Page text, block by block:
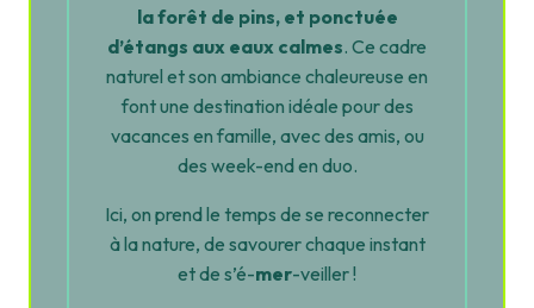
la forêt de pins, et ponctuée
d’étangs aux eaux calmes. Ce cadre
naturel et son ambiance chaleureuse en
font une destination idéale pour des
vacances en famille, avec des amis, ou
des week-end en duo.
Ici, on prend le temps de se reconnecter
à la nature, de savourer chaque instant
et de s’é-mer-veiller !